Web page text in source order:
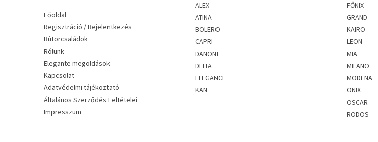
Főoldal
Regisztráció / Bejelentkezés
Bútorcsaládok
Rólunk
Elegante megoldások
Kapcsolat
Adatvédelmi tájékoztató
Általános Szerződés Feltételei
Impresszum
ALEX
ATINA
BOLERO
CAPRI
DANONE
DELTA
ELEGANCE
KAN
FŐNIX
GRAND
KAIRO
LEON
MIA
MILANO
MODENA
ONIX
OSCAR
RODOS